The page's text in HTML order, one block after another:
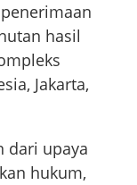
hasil
Jakarta,
dari upaya
hukum,